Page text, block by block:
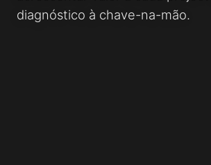
diagnóstico à chave-na-mão.